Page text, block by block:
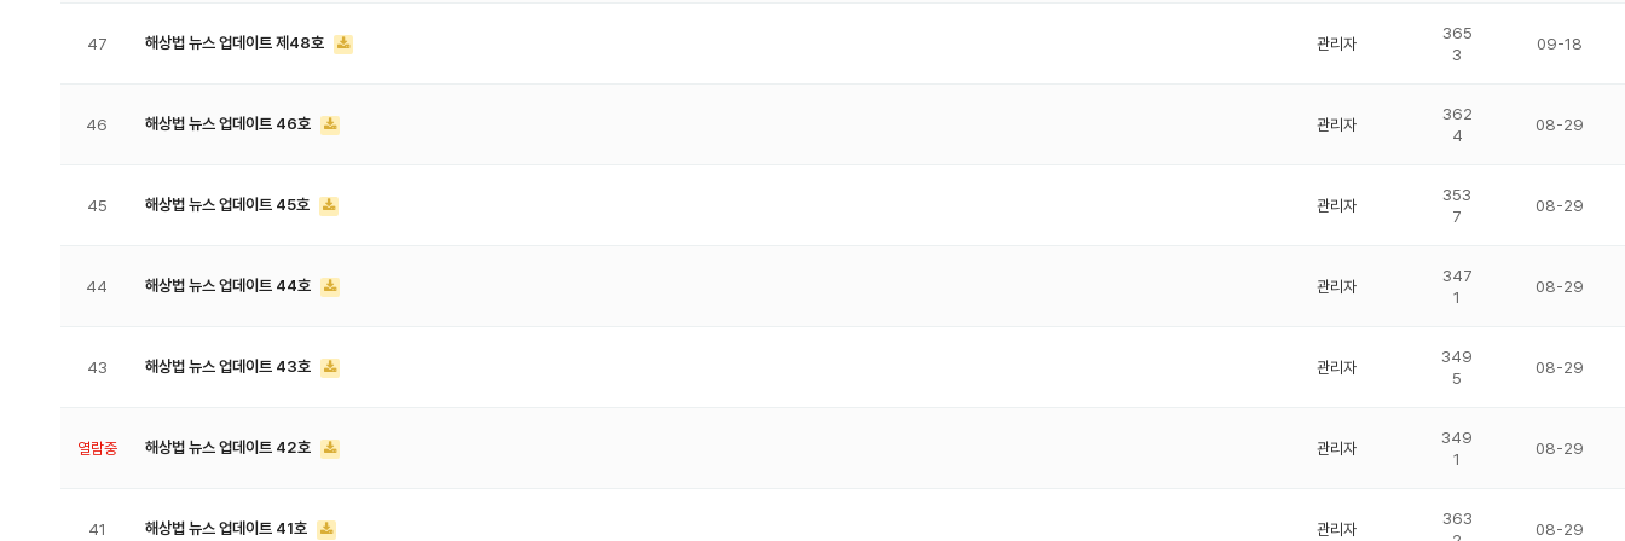
47 해상법 뉴스 업데이트 제48호 관리자
365
3
09-18
46 해상법 뉴스 업데이트 46호 관리자
362
4
08-29
45 해상법 뉴스 업데이트 45호 관리자
353
7
08-29
44 해상법 뉴스 업데이트 44호 관리자
347
1
08-29
43 해상법 뉴스 업데이트 43호 관리자
349
5
08-29
열람중 해상법 뉴스 업데이트 42호 관리자
349
1
08-29
41 해상법 뉴스 업데이트 41호 관리자
363
08-29